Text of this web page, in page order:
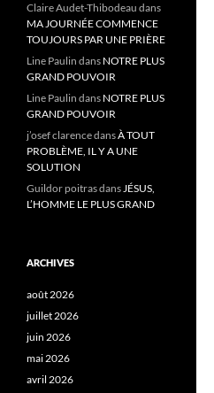
Claire Audet-Thibodeau dans
MA JOURNÉE COMMENCE
TOUJOURS PAR UNE PRIÈRE
Line Paulin dans NOTRE PLUS
GRAND POUVOIR
Line Paulin dans NOTRE PLUS
GRAND POUVOIR
j’osef clarencedansÀ TOUT
PROBLÈME, IL Y A UNE
SOLUTION
Guildor poitrasdansJÉSUS,
L’HOMME LE PLUS GRAND
ARCHIVES
août 2026
juillet 2026
juin 2026
mai 2026
avril 2026